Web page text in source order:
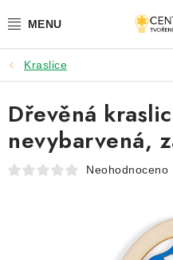
na
SEZÓNNÍ TVOŘENÍ
DŘEVĚNÉ VÝROBKY
MEDAILE
Kraslice
Dřevěná
nevybarvená,
Neohodnoceno